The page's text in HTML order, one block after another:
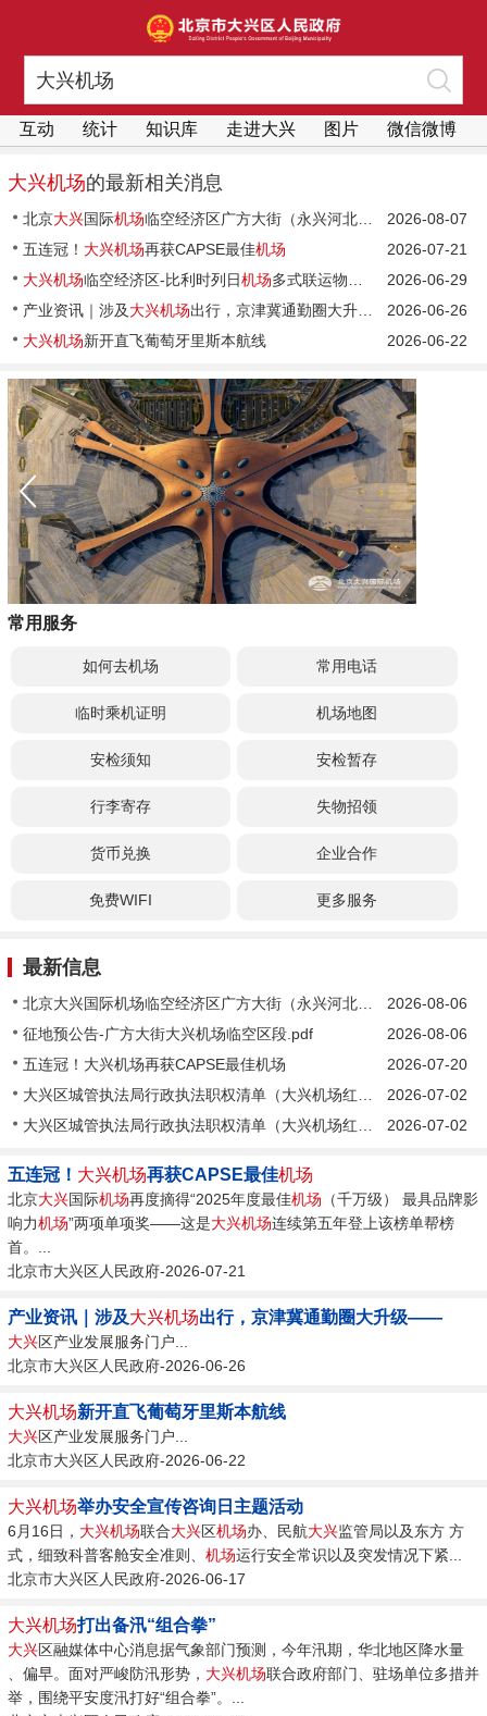
互动 统计 知识库 走进大兴 图片 微信微博
大兴机场的最新相关消息
2026-08-07
北京大兴国际机场临空经济区广方大街（永兴河北路-南十路）道路工程（
2026-07-21
五连冠！ 大兴机场再获CAPSE最佳机场
2026-06-29
大兴机场临空经济区-比利时列日机场多式联运物流生态圈合作推进会在临空经济区召开
2026-06-26
产业资讯｜涉及大兴机场出行，京津冀通勤圈大升级——
2026-06-22
大兴机场新开直飞葡萄牙里斯本航线
常用服务
如何去机场 常用电话
临时乘机证明 机场地图
安检须知 安检暂存
行李寄存 失物招领
货币兑换 企业合作
免费WIFI 更多服务
最新信息
2026-08-06
北京大兴国际机场临空经济区广方大街（永兴河北路-南十路）道路工程（大兴机场临空区段）征收土地预公告
2026-08-06
征地预公告-广方大街大兴机场临空区段.pdf
2026-07-20
五连冠！大兴机场再获CAPSE最佳机场
2026-07-02
大兴区城管执法局行政执法职权清单（大兴机场红线范围外行使）.xls
2026-07-02
大兴区城管执法局行政执法职权清单（大兴机场红线范围内行使）.xls
五连冠！ 大兴机场再获CAPSE最佳机场
北京大兴国际机场再度摘得“2025年度最佳机场 （千万级） 最具品牌影
响力机场”两项单项奖——这是大兴机场连续第五年登上该榜单帮榜
首。...
北京市大兴区人民政府-2026-07-21
产业资讯｜涉及大兴机场出行，京津冀通勤圈大升级——
大兴区产业发展服务门户...
北京市大兴区人民政府-2026-06-26
大兴机场新开直飞葡萄牙里斯本航线
大兴区产业发展服务门户...
北京市大兴区人民政府-2026-06-22
大兴机场举办安全宣传咨询日主题活动
6月16日， 大兴机场联合大兴区机场办、民航大兴监管局以及东方 方
式，细致科普客舱安全准则、 机场运行安全常识以及突发情况下紧...
北京市大兴区人民政府-2026-06-17
大兴机场打出备汛“组合拳”
大兴区融媒体中心消息据气象部门预测，今年汛期，华北地区降水量
、偏早。面对严峻防汛形势， 大兴机场联合政府部门、驻场单位多措并
举，围绕平安度汛打好“组合拳”。...